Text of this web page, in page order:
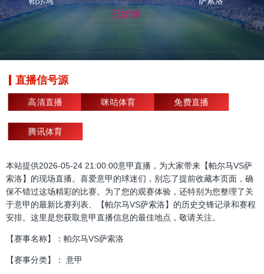
已结束
直播信号源
高清直播 咪咕体育 免费直播
腾讯体育
本站提供2026-05-24 21:00:00意甲直播，为大家带来【帕尔马VS萨
索洛】的现场直播。喜爱意甲的球迷们，别忘了提前收藏本页面，确
保不错过这场精彩的比赛。为了您的观赛体验，还特别为您整理了关
于意甲的最新比赛列表、【帕尔马VS萨索洛】的历史交锋记录和赛程
安排。这里是您获取意甲直播信息的最佳地点，敬请关注。
【赛事名称】：帕尔马VS萨索洛
【赛事分类】： 意甲